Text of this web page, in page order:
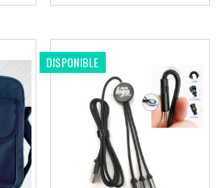
DISPONIBLE